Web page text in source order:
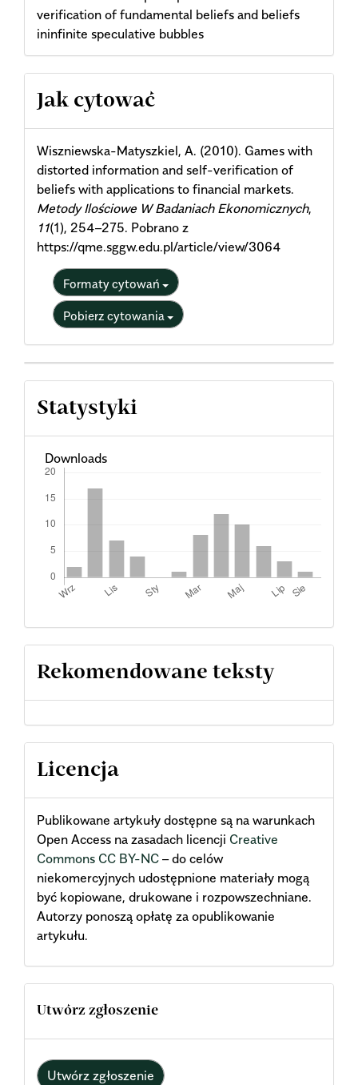
verification of fundamental beliefs and beliefs
ininfinite speculative bubbles
Article
Details
Jak cytować
Wiszniewska-Matyszkiel, A. (2010). Games with
distorted information and self-verification of
beliefs with applications to financial markets.
Metody Ilościowe W Badaniach Ekonomicznych,
11(1), 254–275. Pobrano z
https://qme.sggw.edu.pl/article/view/3064
Formaty cytowań
Pobierz cytowania
Statystyki
Downloads
Rekomendowane teksty
Licencja
Publikowane artykuły dostępne są na warunkach
Open Access na zasadach licencji Creative
Commons CC BY-NC – do celów
niekomercyjnych udostępnione materiały mogą
być kopiowane, drukowane i rozpowszechniane.
Autorzy ponoszą opłatę za opublikowanie
artykułu.
Utwórz zgłoszenie
Utwórz zgłoszenie